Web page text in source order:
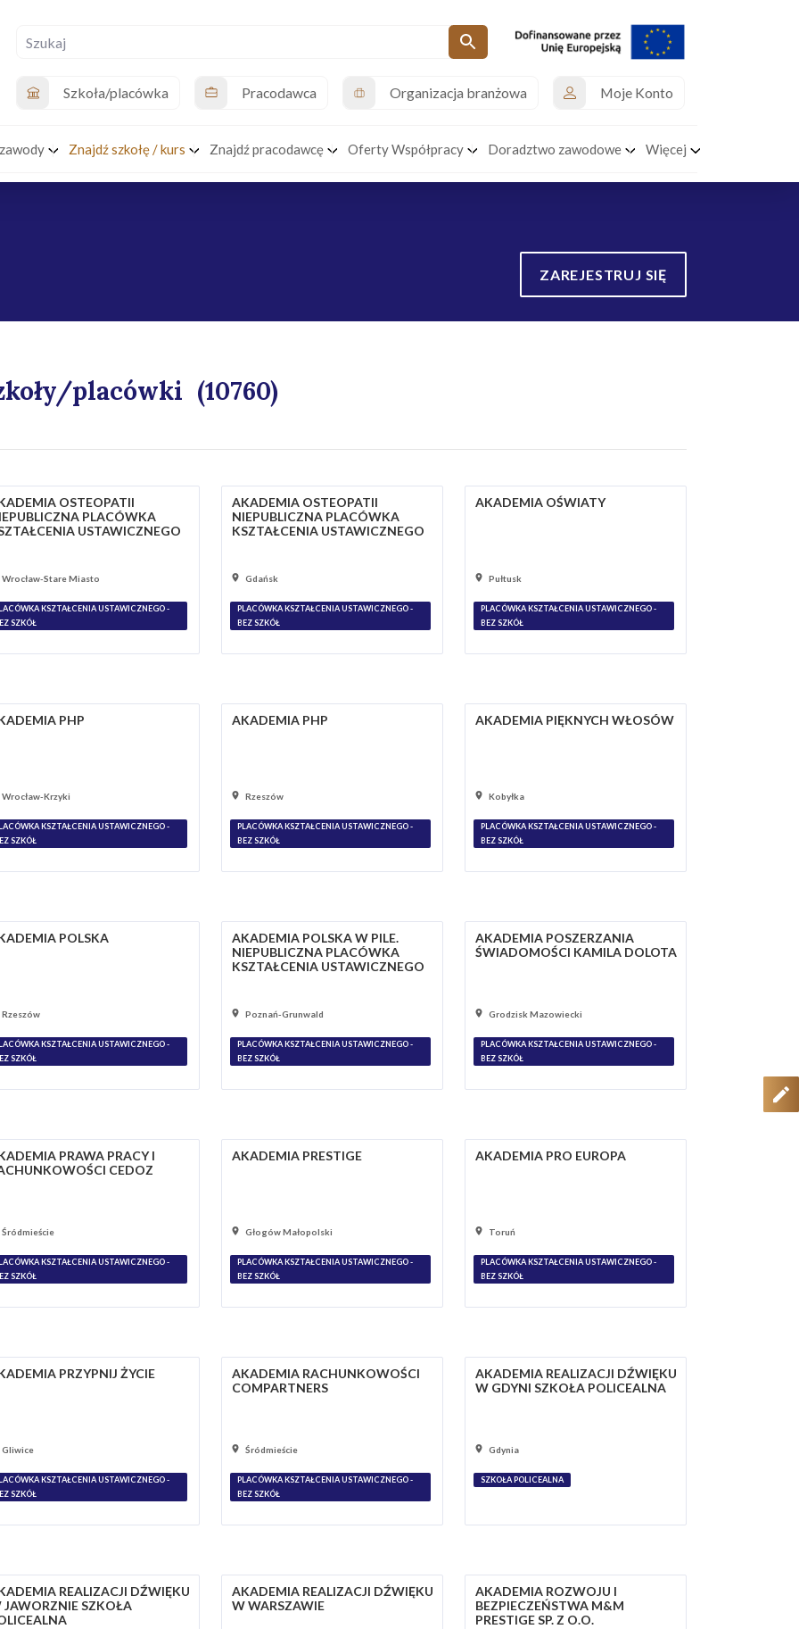
Szkoła/placówka Pracodawca Organizacja branżowa Moje Konto
Znajdź szkołę / kurs Znajdź pracodawcę Oferty Współpracy Doradztwo zawodowe Więcej
ZAREJESTRUJ SIĘ
placówki (10760)
OSTEOPATII
PLACÓWKA
USTAWICZNEGO
Wrocław-Stare Miasto
KSZTAŁCENIA USTAWICZNEGO -
SZKÓŁ
AKADEMIA OSTEOPATII
NIEPUBLICZNA PLACÓWKA
KSZTAŁCENIA USTAWICZNEGO
Gdańsk
PLACÓWKA KSZTAŁCENIA USTAWICZNEGO -
BEZ SZKÓŁ
AKADEMIA OŚWIATY
Pułtusk
PLACÓWKA KSZTAŁCENIA USTAWICZNEGO -
BEZ SZKÓŁ
PHP
Wrocław-Krzyki
KSZTAŁCENIA USTAWICZNEGO -
SZKÓŁ
AKADEMIA PHP
Rzeszów
PLACÓWKA KSZTAŁCENIA USTAWICZNEGO -
BEZ SZKÓŁ
AKADEMIA PIĘKNYCH WŁOSÓW
Kobyłka
PLACÓWKA KSZTAŁCENIA USTAWICZNEGO -
BEZ SZKÓŁ
POLSKA
Rzeszów
KSZTAŁCENIA USTAWICZNEGO -
SZKÓŁ
AKADEMIA POLSKA W PILE.
NIEPUBLICZNA PLACÓWKA
KSZTAŁCENIA USTAWICZNEGO
Poznań-Grunwald
PLACÓWKA KSZTAŁCENIA USTAWICZNEGO -
BEZ SZKÓŁ
AKADEMIA POSZERZANIA
ŚWIADOMOŚCI KAMILA DOLOTA
Grodzisk Mazowiecki
PLACÓWKA KSZTAŁCENIA USTAWICZNEGO -
BEZ SZKÓŁ
PRAWA PRACY I
CEDOZ
Śródmieście
KSZTAŁCENIA USTAWICZNEGO -
SZKÓŁ
AKADEMIA PRESTIGE
Głogów Małopolski
PLACÓWKA KSZTAŁCENIA USTAWICZNEGO -
BEZ SZKÓŁ
AKADEMIA PRO EUROPA
Toruń
PLACÓWKA KSZTAŁCENIA USTAWICZNEGO -
BEZ SZKÓŁ
PRZYPNIJ ŻYCIE
Gliwice
KSZTAŁCENIA USTAWICZNEGO -
SZKÓŁ
AKADEMIA RACHUNKOWOŚCI
COMPARTNERS
Śródmieście
PLACÓWKA KSZTAŁCENIA USTAWICZNEGO -
BEZ SZKÓŁ
AKADEMIA REALIZACJI DŹWIĘKU
W GDYNI SZKOŁA POLICEALNA
Gdynia
SZKOŁA POLICEALNA
REALIZACJI DŹWIĘKU
JAWORZNIE SZKOŁA
AKADEMIA REALIZACJI DŹWIĘKU
W WARSZAWIE
AKADEMIA ROZWOJU I
BEZPIECZEŃSTWA M&M
PRESTIGE SP. Z O.O.